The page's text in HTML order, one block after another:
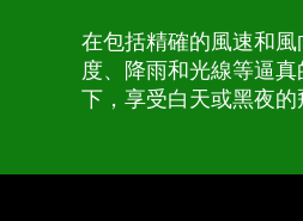
在包括精確的風速和
度、降雨和光線等逼
下，享受白天或黑夜的